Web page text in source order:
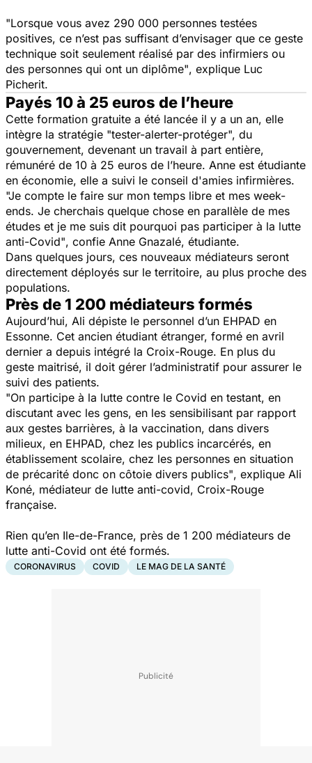
"Lorsque vous avez 290 000 personnes testées
positives, ce n’est pas suffisant d’envisager que ce geste
technique soit seulement réalisé par des infirmiers ou
des personnes qui ont un diplôme", explique Luc
Picherit.
Payés 10 à 25 euros de l’heure
Cette formation gratuite a été lancée il y a un an, elle
intègre la stratégie "tester-alerter-protéger", du
gouvernement, devenant un travail à part entière,
rémunéré de 10 à 25 euros de l’heure. Anne est étudiante
en économie, elle a suivi le conseil d'amies infirmières.
"Je compte le faire sur mon temps libre et mes week-
ends. Je cherchais quelque chose en parallèle de mes
études et je me suis dit pourquoi pas participer à la lutte
anti-Covid", confie Anne Gnazalé, étudiante.
Dans quelques jours, ces nouveaux médiateurs seront
directement déployés sur le territoire, au plus proche des
populations.
Près de 1 200 médiateurs formés
Aujourd’hui, Ali dépiste le personnel d’un EHPAD en
Essonne. Cet ancien étudiant étranger, formé en avril
dernier a depuis intégré la Croix-Rouge. En plus du
geste maitrisé, il doit gérer l’administratif pour assurer le
suivi des patients.
"On participe à la lutte contre le Covid en testant, en
discutant avec les gens, en les sensibilisant par rapport
aux gestes barrières, à la vaccination, dans divers
milieux, en EHPAD, chez les publics incarcérés, en
établissement scolaire, chez les personnes en situation
de précarité donc on côtoie divers publics", explique Ali
Koné, médiateur de lutte anti-covid, Croix-Rouge
française.
Rien qu’en Ile-de-France, près de 1 200 médiateurs de
lutte anti-Covid ont été formés.
CORONAVIRUS COVID LE MAG DE LA SANTÉ